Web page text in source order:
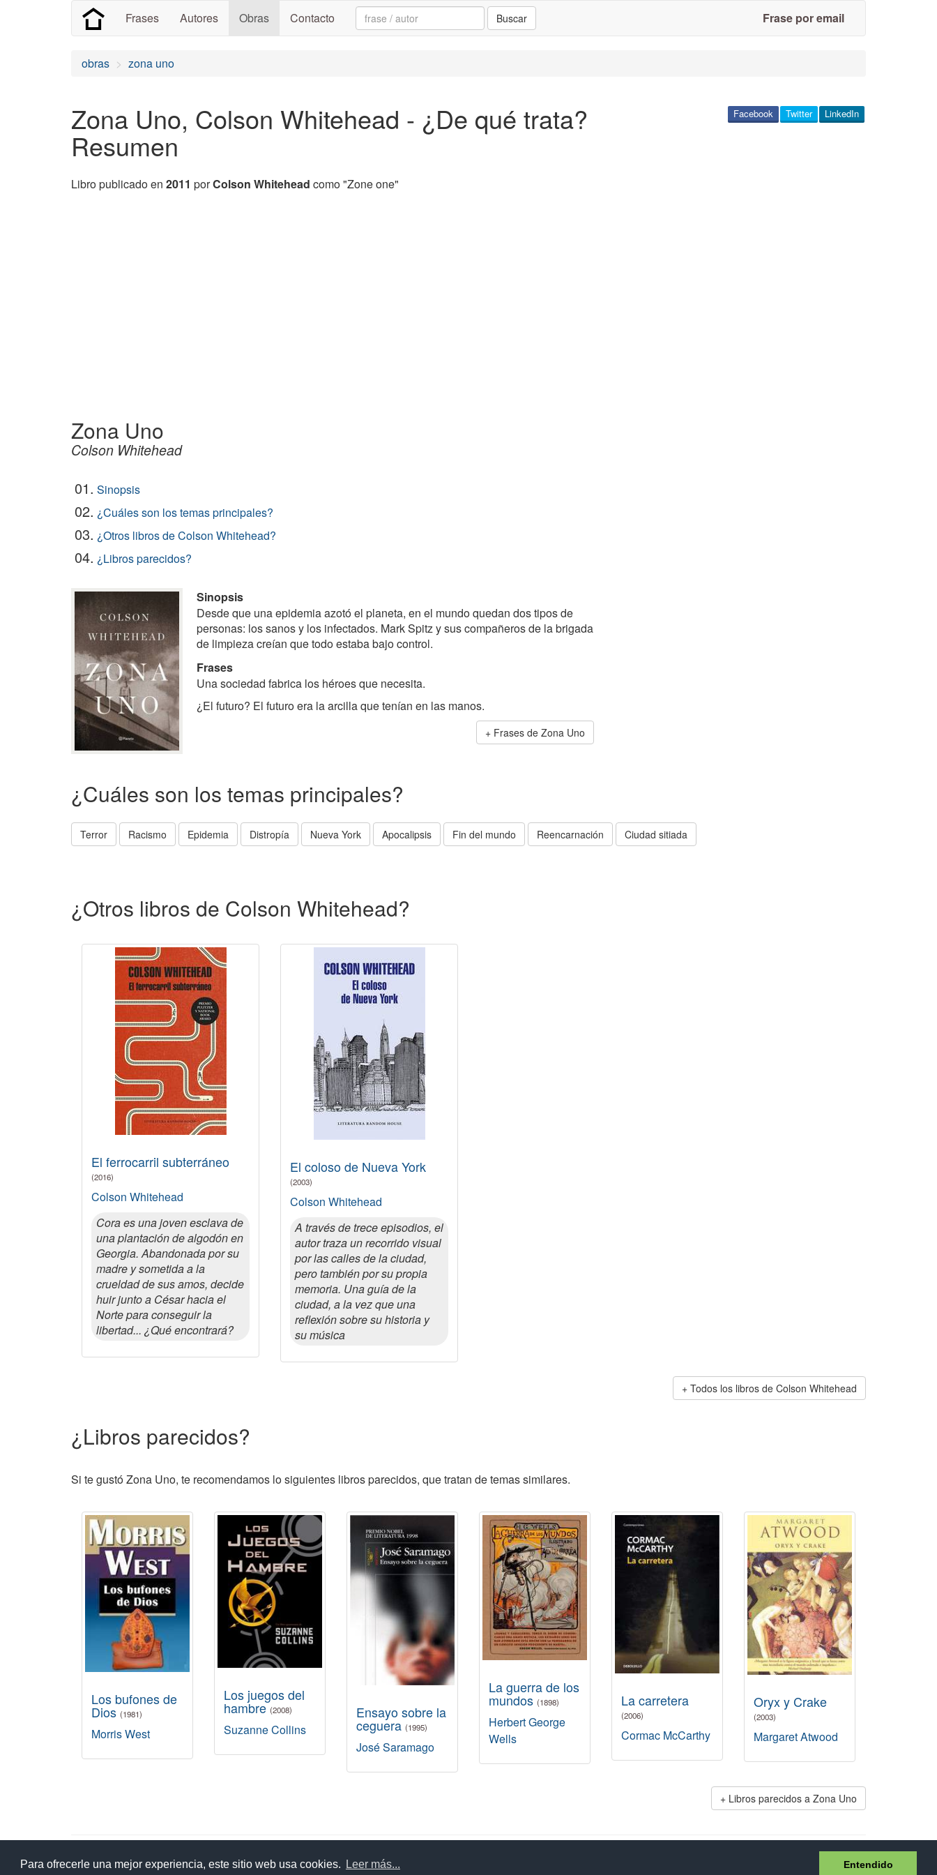
Para ofrecerle una mejor experiencia, este sitio web usa cookies. Leer más... Entendido
Frases Autores Obras Contacto Search: Buscar Frase por email
obras zona uno
Zona Uno, Colson Whitehead - ¿De qué trata?
Resumen
Libro publicado en 2011 porColson Whitehead como "Zone one"
LinkedIn
Twitter
Facebook
Zona Uno
Colson Whitehead
01. Sinopsis
02. ¿Cuáles son los temas principales?
03. ¿Otros libros de Colson Whitehead?
04. ¿Libros parecidos?
Sinopsis
Desde que una epidemia azotó el planeta, en el mundo quedan dos tipos de
personas: los sanos y los infectados. Mark Spitz y sus compañeros de la brigada
de limpieza creían que todo estaba bajo control.
Frases
Una sociedad fabrica los héroes que necesita.
¿El futuro? El futuro era la arcilla que tenían en las manos.
Frases de Zona Uno
¿Cuáles son los temas principales?
Terror Racismo Epidemia Distropía Nueva York Apocalipsis Fin del mundo Reencarnación Ciudad sitiada
¿Otros libros de Colson Whitehead?
El ferrocarril subterráneo
(2016)
Colson Whitehead
Cora es una joven esclava de
una plantación de algodón en
Georgia. Abandonada por su
madre y sometida a la
crueldad de sus amos, decide
huir junto a César hacia el
Norte para conseguir la
libertad... ¿Qué encontrará?
El coloso de Nueva York
(2003)
Colson Whitehead
A través de trece episodios, el
autor traza un recorrido visual
por las calles de la ciudad,
pero también por su propia
memoria. Una guía de la
ciudad, a la vez que una
reflexión sobre su historia y
su música
Todos los libros de Colson Whitehead
¿Libros parecidos?
Si te gustó Zona Uno, te recomendamos lo siguientes libros parecidos, que tratan de temas similares.
Los bufones de
Dios (1981)
Morris West
Los juegos del
hambre(2008)
Suzanne Collins
Ensayo sobre la
ceguera (1995)
José Saramago
La guerra de los
mundos (1898)
Herbert George
Wells
La carretera
(2006)
Cormac McCarthy
Oryx y Crake
(2003)
Margaret Atwood
Libros parecidos a Zona Uno
Ayuda Aviso legal